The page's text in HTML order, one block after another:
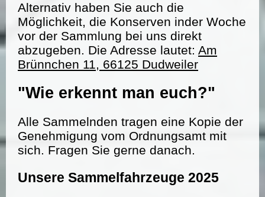
Alternativ haben Sie auch die
Möglichkeit, die Konserven inder Woche
vor der Sammlung bei uns direkt
abzugeben. Die Adresse lautet: Am
Brünnchen 11, 66125 Dudweiler
"Wie erkennt man euch?"
Alle Sammelnden tragen eine Kopie der
Genehmigung vom Ordnungsamt mit
sich. Fragen Sie gerne danach.
Unsere Sammelfahrzeuge 2025